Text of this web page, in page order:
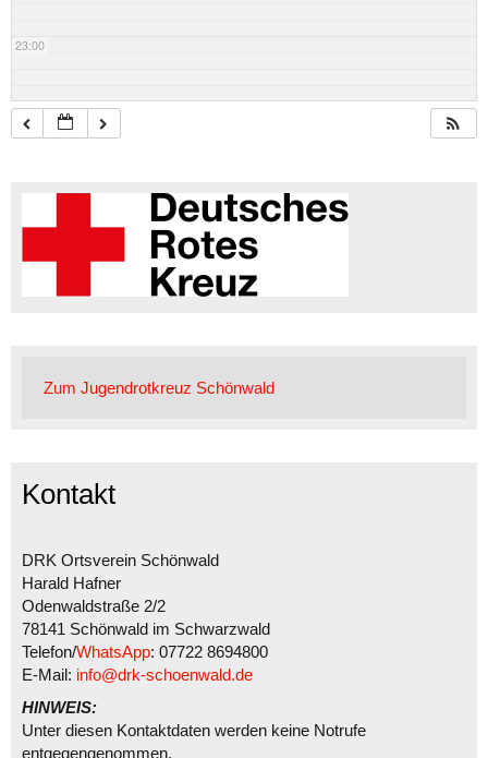
23:00
Zum Jugendrotkreuz Schönwald
Kontakt
DRK Ortsverein Schönwald
Harald Hafner
Odenwaldstraße 2/2
78141 Schönwald im Schwarzwald
Telefon/WhatsApp: 07722 8694800
E-Mail: info@drk-schoenwald.de
HINWEIS:
Unter diesen Kontaktdaten werden keine Notrufe
entgegengenommen.